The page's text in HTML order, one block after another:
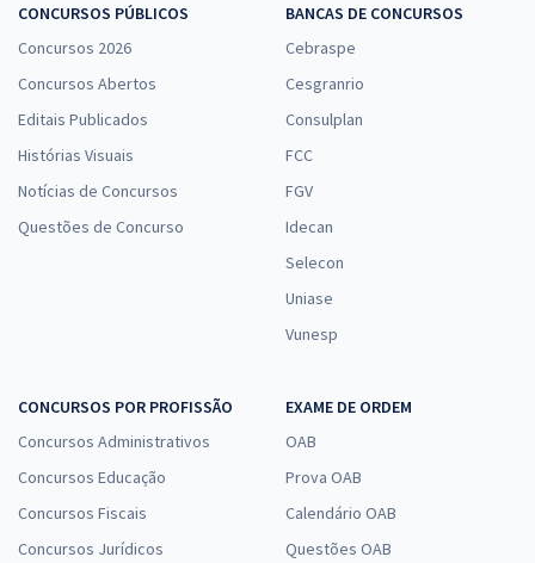
CONCURSOS PÚBLICOS
Concursos 2026
Concursos Abertos
Editais Publicados
Histórias Visuais
Notícias de Concursos
Questões de Concurso
BANCAS DE CONCURSOS
Cebraspe
Cesgranrio
Consulplan
FCC
FGV
Idecan
Selecon
Uniase
Vunesp
CONCURSOS POR PROFISSÃO
Concursos Administrativos
Concursos Educação
Concursos Fiscais
Concursos Jurídicos
EXAME DE ORDEM
OAB
Prova OAB
Calendário OAB
Questões OAB